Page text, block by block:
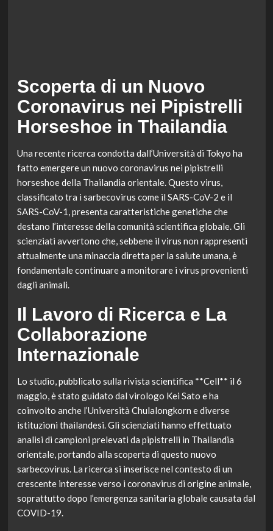
Scoperta di un Nuovo
Coronavirus nei Pipistrelli
Horseshoe in Thailandia
Una recente ricerca condotta dall’Università di Tokyo ha
fatto emergere un nuovo coronavirus nei pipistrelli
horseshoe della Thailandia orientale. Questo virus,
classificato tra i sarbecovirus come il SARS-CoV-2 e il
SARS-CoV-1, presenta caratteristiche genetiche che
destano l’interesse della comunità scientifica globale. Gli
scienziati avvertono che, sebbene il virus non rappresenti
attualmente una minaccia diretta per la salute umana, è
fondamentale continuare a monitorare i virus provenienti
dagli animali.
Il Lavoro di Ricerca e La
Collaborazione
Internazionale
Lo studio, pubblicato sulla rivista scientifica **Cell** il 6
maggio, è stato guidato dal virologo Kei Sato e ha
coinvolto anche l’Università Chulalongkorn e diverse
istituzioni thailandesi. Gli scienziati hanno effettuato
analisi di campioni prelevati da pipistrelli in Thailandia
orientale, portando alla scoperta di questo nuovo
sarbecovirus. La ricerca si inserisce nel contesto di un
crescente interesse verso i coronavirus di origine animale,
soprattutto dopo l’emergenza sanitaria globale causata dal
COVID-19.